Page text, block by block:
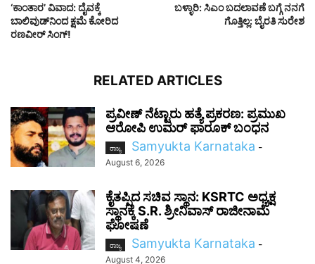
‘ಕಾಂತಾರ’ ವಿವಾದ: ದೈವಕ್ಕೆ
ಬಾಲಿವುಡ್‌ನಿಂದ ಕ್ಷಮೆ ಕೋರಿದ
ರಣವೀರ್ ಸಿಂಗ್!
ಬಳ್ಳಾರಿ: ಸಿಎಂ ಬದಲಾವಣೆ ಬಗ್ಗೆ ನನಗೆ
ಗೊತ್ತಿಲ್ಲ: ಬೈರತಿ ಸುರೇಶ
RELATED ARTICLES
ಪ್ರವೀಣ್ ನೆಟ್ಟಾರು ಹತ್ಯೆ ಪ್ರಕರಣ: ಪ್ರಮುಖ
ಆರೋಪಿ ಉಮರ್ ಫಾರೂಕ್ ಬಂಧನ
ರಾಜ್ಯ Samyukta Karnataka -
August 6, 2026
ಕೈತಪ್ಪಿದ ಸಚಿವ ಸ್ಥಾನ: KSRTC ಅಧ್ಯಕ್ಷ
ಸ್ಥಾನಕ್ಕೆ S.R. ಶ್ರೀನಿವಾಸ್ ರಾಜೀನಾಮೆ
ಘೋಷಣೆ
ರಾಜ್ಯ Samyukta Karnataka -
August 4, 2026